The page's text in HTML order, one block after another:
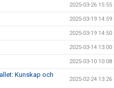
2025-03-26 15:55
2025-03-19 14:59
2025-03-19 14:50
2025-03-14 13:00
2025-03-10 10:08
Kunskap och
2025-02-24 13:26